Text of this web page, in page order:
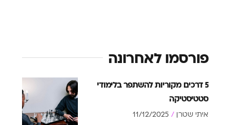
פורסמו לאחרונה
5 דרכים מקוריות להשתפר בלימודי
סטטיסטיקה
איתי שטרן